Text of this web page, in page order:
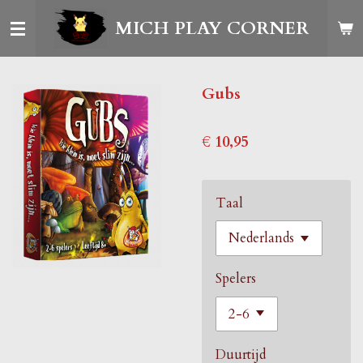
direct
naar
hoofdinhoud
MICH PLAY CORNER
Gubs
€ 10,95
Taal
Spelers
Duurtijd